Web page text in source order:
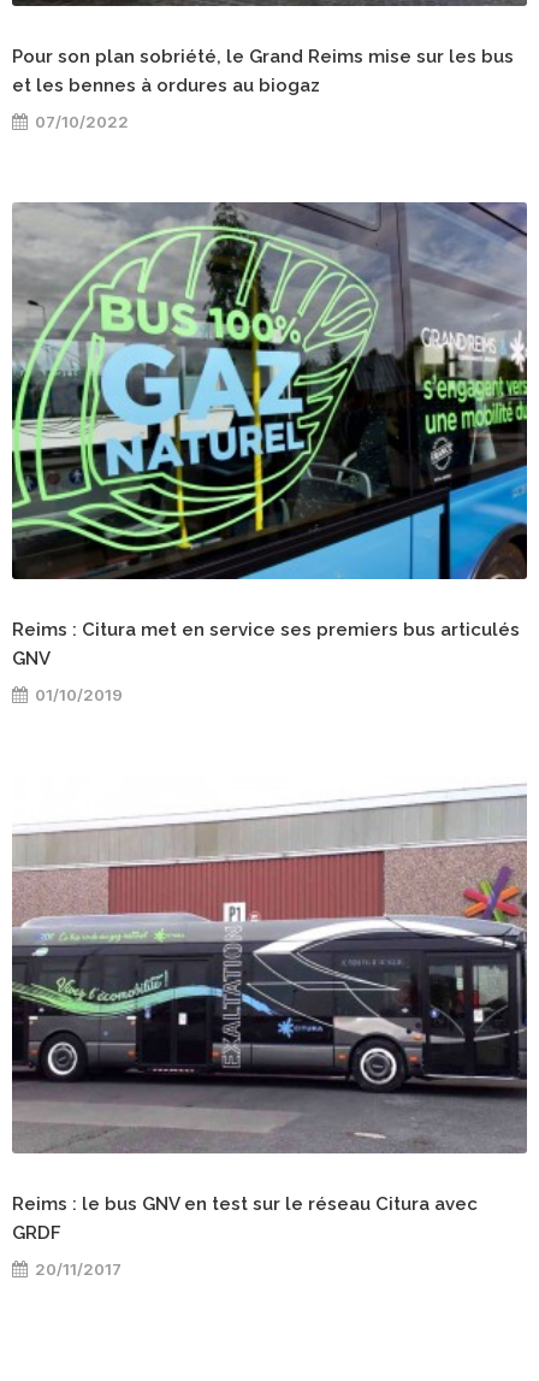
Pour son plan sobriété, le Grand Reims mise sur les bus
et les bennes à ordures au biogaz
07/10/2022
Reims : Citura met en service ses premiers bus articulés
GNV
01/10/2019
Reims : le bus GNV en test sur le réseau Citura avec
GRDF
20/11/2017